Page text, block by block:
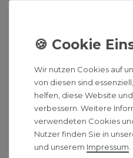
Montag bis Freitag 08:00 - 17:00
BESCHREIBUNG
HINWEIS
Wir nutzen Cookies auf
von diesen sind
helfen, diese Website
verbessern. Weitere
verwendeten Cookies
Nutzer finden Sie in
und unserem Impressum